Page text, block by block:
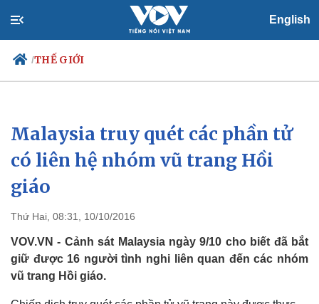
English
/THẾ GIỚI
Chính trị
Đảng
Tổ chức nhân sự
Quốc hội
Nhận diện sự thật
Xã hội
Tin 24h
Dự báo thời tiết
Malaysia truy quét các phần tử
có liên hệ nhóm vũ trang Hồi
giáo
Thứ Hai, 08:31, 10/10/2016
VOV.VN - Cảnh sát Malaysia ngày 9/10 cho biết đã bắt
giữ được 16 người tình nghi liên quan đến các nhóm
vũ trang Hồi giáo.